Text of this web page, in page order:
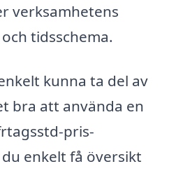
verksamhetens
tidsschema.
kunna ta del av
bra att använda en
pris-
enkelt få översikt